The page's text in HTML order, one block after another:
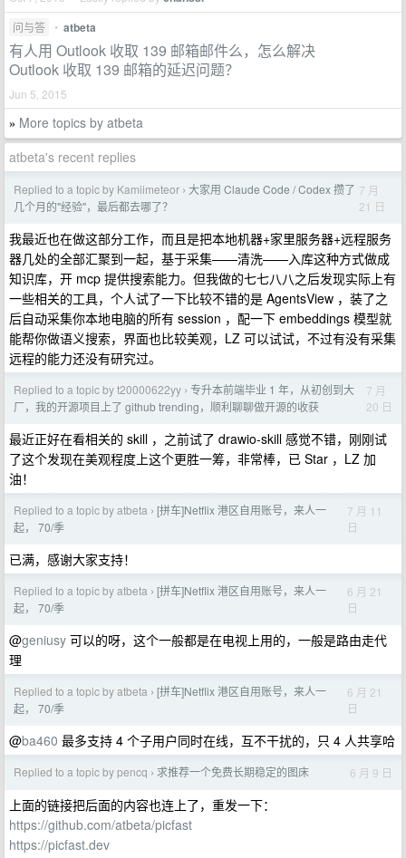
问与答 • atbeta
有人用 Outlook 收取 139 邮箱邮件么，怎么解决
Outlook 收取 139 邮箱的延迟问题？
Jun 5, 2015
» More topics by atbeta
atbeta's recent replies
Replied to a topic by Kamiimeteor › 大家用 Claude Code / Codex 攒了
几个月的"经验"，最后都去哪了？
7 月
21 日
我最近也在做这部分工作，而且是把本地机器+家里服务器+远程服务
器几处的全部汇聚到一起，基于采集——清洗——入库这种方式做成
知识库，开 mcp 提供搜索能力。但我做的七七八八之后发现实际上有
一些相关的工具，个人试了一下比较不错的是 AgentsView ，装了之
后自动采集你本地电脑的所有 session ，配一下 embeddings 模型就
能帮你做语义搜索，界面也比较美观，LZ 可以试试，不过有没有采集
远程的能力还没有研究过。
Replied to a topic by t20000622yy › 专升本前端毕业 1 年，从初创到大
厂，我的开源项目上了 github trending，顺利聊聊做开源的收获
7 月
20 日
最近正好在看相关的 skill ，之前试了 drawio-skill 感觉不错，刚刚试
了这个发现在美观程度上这个更胜一筹，非常棒，已 Star ，LZ 加
油！
Replied to a topic by atbeta › [拼车]Netflix 港区自用账号，来人一
起， 70/季
7 月 11
日
已满，感谢大家支持！
Replied to a topic by atbeta › [拼车]Netflix 港区自用账号，来人一
起， 70/季
6 月 21
日
@geniusy 可以的呀，这个一般都是在电视上用的，一般是路由走代
理
Replied to a topic by atbeta › [拼车]Netflix 港区自用账号，来人一
起， 70/季
6 月 21
日
@ba460 最多支持 4 个子用户同时在线，互不干扰的，只 4 人共享哈
Replied to a topic by pencq › 求推荐一个免费长期稳定的图床 6 月 9 日
上面的链接把后面的内容也连上了，重发一下：
https://github.com/atbeta/picfast
https://picfast.dev